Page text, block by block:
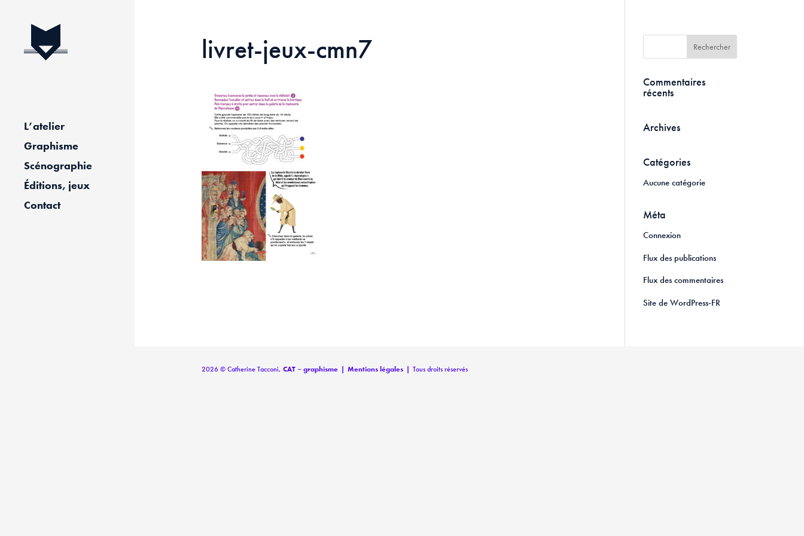
L’atelier
Graphisme
Scénographie
Éditions, jeux
Contact
livret-jeux-cmn7
Commentaires
récents
Archives
Catégories
Aucune catégorie
Méta
Connexion
Flux des publications
Flux des commentaires
Site de WordPress-FR
2026 © Catherine Tacconi, CAT – graphisme | Mentions légales | Tous droits réservés